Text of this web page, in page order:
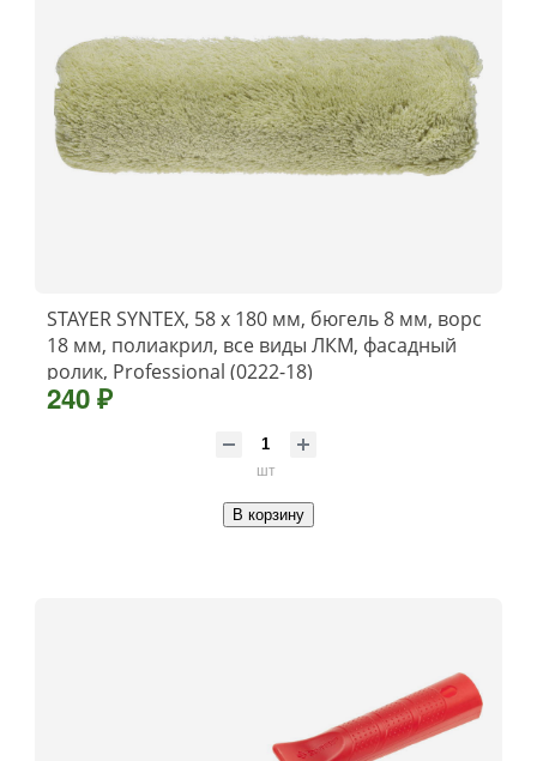
STAYER SYNTEX, 58 х 180 мм, бюгель 8 мм, ворс
18 мм, полиакрил, все виды ЛКМ, фасадный
ролик, Professional (0222-18)
240 ₽
шт
В корзину